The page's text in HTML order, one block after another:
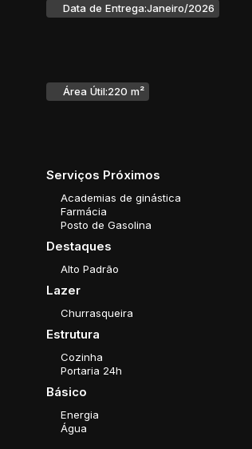
Data de Entrega:Janeiro/2026
Área Útil:220 m²
Serviços Próximos
Academias de ginástica
Farmácia
Posto de Gasolina
Destaques
Alto Padrão
Lazer
Churrasqueira
Estrutura
Cozinha
Portaria 24h
Básico
Energia
Água